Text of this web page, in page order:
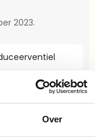
Over
2023.